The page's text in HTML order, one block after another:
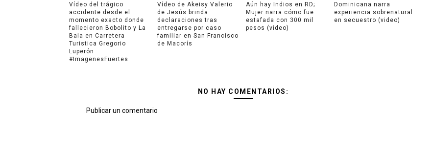
Vídeo del trágico
accidente desde el
momento exacto donde
fallecieron Bobolito y La
Bala en Carretera
Turistica Gregorio
Luperón
#ImagenesFuertes
Vídeo de Akeisy Valerio
de Jesús brinda
declaraciones tras
entregarse por caso
familiar en San Francisco
de Macorís
Aún hay Indios en RD;
Mujer narra cómo fue
estafada con 300 mil
pesos (video)
Dominicana narra
experiencia sobrenatural
en secuestro (video)
NO HAY COMENTARIOS:
Publicar un comentario